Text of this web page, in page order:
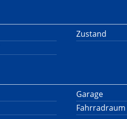
Zustand
Garage
Fahrradraum